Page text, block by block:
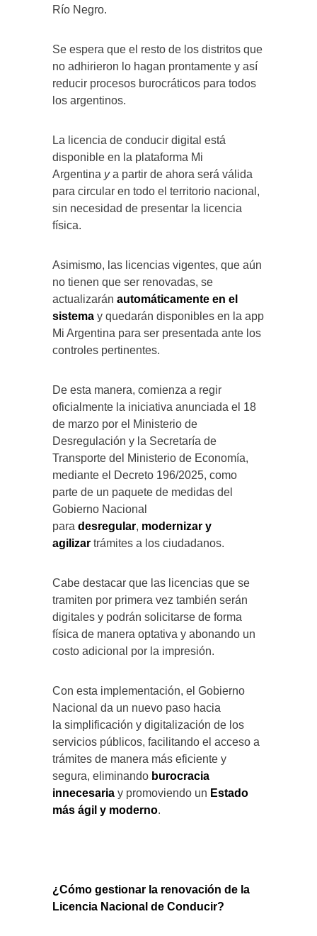
Río Negro.
Se espera que el resto de los distritos que
no adhirieron lo hagan prontamente y así
reducir procesos burocráticos para todos
los argentinos.
La licencia de conducir digital está
disponible en la plataforma Mi
Argentina ya partir de ahora será válida
para circular en todo el territorio nacional,
sin necesidad de presentar la licencia
física.
Asimismo, las licencias vigentes, que aún
no tienen que ser renovadas, se
actualizarán automáticamente en el
sistema y quedarán disponibles en la app
Mi Argentina para ser presentada ante los
controles pertinentes.
De esta manera, comienza a regir
oficialmente la iniciativa anunciada el 18
de marzo por el Ministerio de
Desregulación y la Secretaría de
Transporte del Ministerio de Economía,
mediante el Decreto 196/2025, como
parte de un paquete de medidas del
Gobierno Nacional
para desregular, modernizar y
agilizar trámites a los ciudadanos.
Cabe destacar que las licencias que se
tramiten por primera vez también serán
digitales y podrán solicitarse de forma
física de manera optativa y abonando un
costo adicional por la impresión.
Con esta implementación, el Gobierno
Nacional da un nuevo paso hacia
la simplificación y digitalización de los
servicios públicos, facilitando el acceso a
trámites de manera más eficiente y
segura, eliminando burocracia
innecesaria y promoviendo un Estado
más ágil y moderno.
¿Cómo gestionar la renovación de la
Licencia Nacional de Conducir?